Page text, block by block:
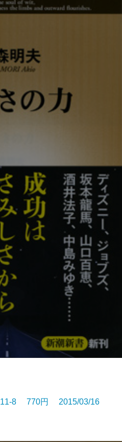
8 770円 2015/03/16